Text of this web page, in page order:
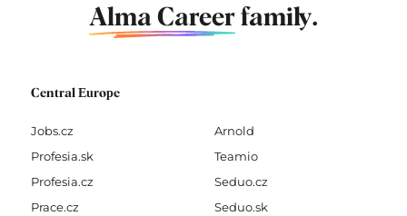
Alma Career family.
Central Europe
Jobs.cz
Profesia.sk
Profesia.cz
Prace.cz
Arnold
Teamio
Seduo.cz
Seduo.sk